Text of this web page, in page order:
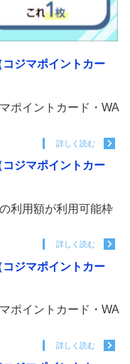
ジマポイントカー
ポイントカード・WA
詳しく読む
ジマポイントカー
利用額が利用可能枠
詳しく読む
ジマポイントカー
ポイントカード・WA
詳しく読む